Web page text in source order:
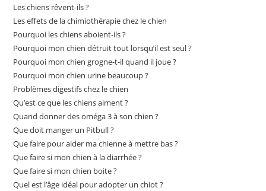
Les chiens rêvent-ils ?
Les effets de la chimiothérapie chez le chien
Pourquoi les chiens aboient-ils ?
Pourquoi mon chien détruit tout lorsqu’il est seul ?
Pourquoi mon chien grogne-t-il quand il joue ?
Pourquoi mon chien urine beaucoup ?
Problèmes digestifs chez le chien
Qu’est ce que les chiens aiment ?
Quand donner des oméga 3 à son chien ?
Que doit manger un Pitbull ?
Que faire pour aider ma chienne à mettre bas ?
Que faire si mon chien à la diarrhée ?
Que faire si mon chien boite ?
Quel est l’âge idéal pour adopter un chiot ?